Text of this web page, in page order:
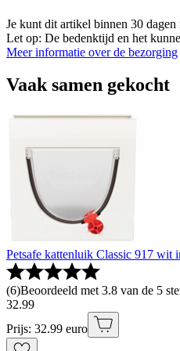
Je kunt dit artikel binnen 30
Let op: De bedenktijd en het
Meer informatie over de bezorging
Vaak samen gekocht
Petsafe kattenluik Classic 917 wit
(6)Beoordeeld met 3.8 van de 5
32.99
Prijs: 32.99 euro